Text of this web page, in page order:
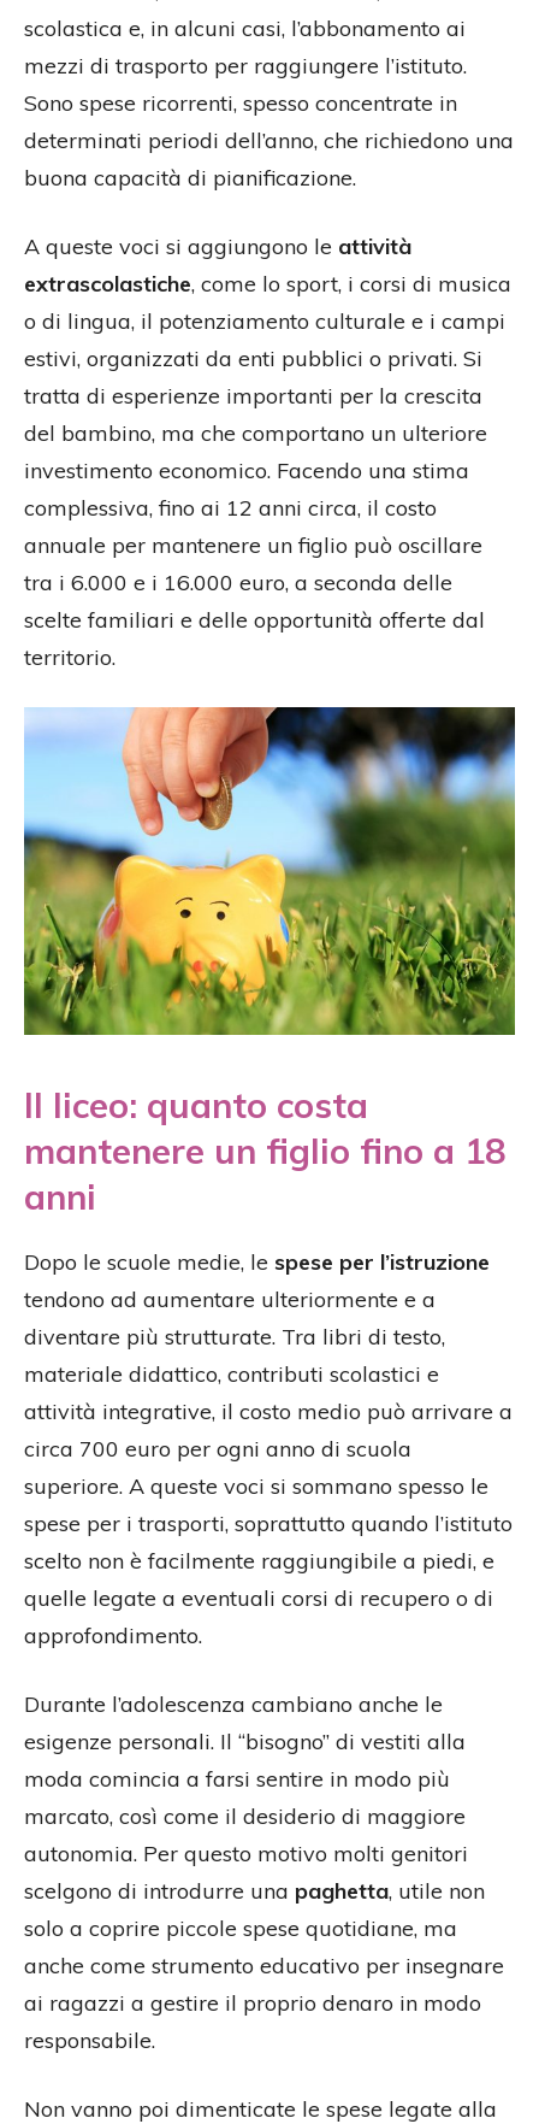
scolastica e, in alcuni casi, l’abbonamento ai
mezzi di trasporto per raggiungere l’istituto.
Sono spese ricorrenti, spesso concentrate in
determinati periodi dell’anno, che richiedono una
buona capacità di pianificazione.
A queste voci si aggiungono le attività
extrascolastiche, come lo sport, i corsi di musica
o di lingua, il potenziamento culturale e i campi
estivi, organizzati da enti pubblici o privati. Si
tratta di esperienze importanti per la crescita
del bambino, ma che comportano un ulteriore
investimento economico. Facendo una stima
complessiva, fino ai 12 anni circa, il costo
annuale per mantenere un figlio può oscillare
tra i 6.000 e i 16.000 euro, a seconda delle
scelte familiari e delle opportunità offerte dal
territorio.
Il liceo: quanto costa
mantenere un figlio fino a 18
anni
Dopo le scuole medie, le spese per l’istruzione
tendono ad aumentare ulteriormente e a
diventare più strutturate. Tra libri di testo,
materiale didattico, contributi scolastici e
attività integrative, il costo medio può arrivare a
circa 700 euro per ogni anno di scuola
superiore. A queste voci si sommano spesso le
spese per i trasporti, soprattutto quando l’istituto
scelto non è facilmente raggiungibile a piedi, e
quelle legate a eventuali corsi di recupero o di
approfondimento.
Durante l’adolescenza cambiano anche le
esigenze personali. Il “bisogno” di vestiti alla
moda comincia a farsi sentire in modo più
marcato, così come il desiderio di maggiore
autonomia. Per questo motivo molti genitori
scelgono di introdurre una paghetta, utile non
solo a coprire piccole spese quotidiane, ma
anche come strumento educativo per insegnare
ai ragazzi a gestire il proprio denaro in modo
responsabile.
Non vanno poi dimenticate le spese legate alla